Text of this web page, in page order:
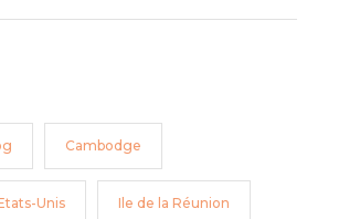
Cambodge
Unis Ile de la Réunion